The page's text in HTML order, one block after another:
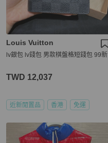
Louis Vuitton
lv銀包 lv錢包 男款棋盤格短錢包 99新
TWD 12,037
近新閒置品 香港 免運